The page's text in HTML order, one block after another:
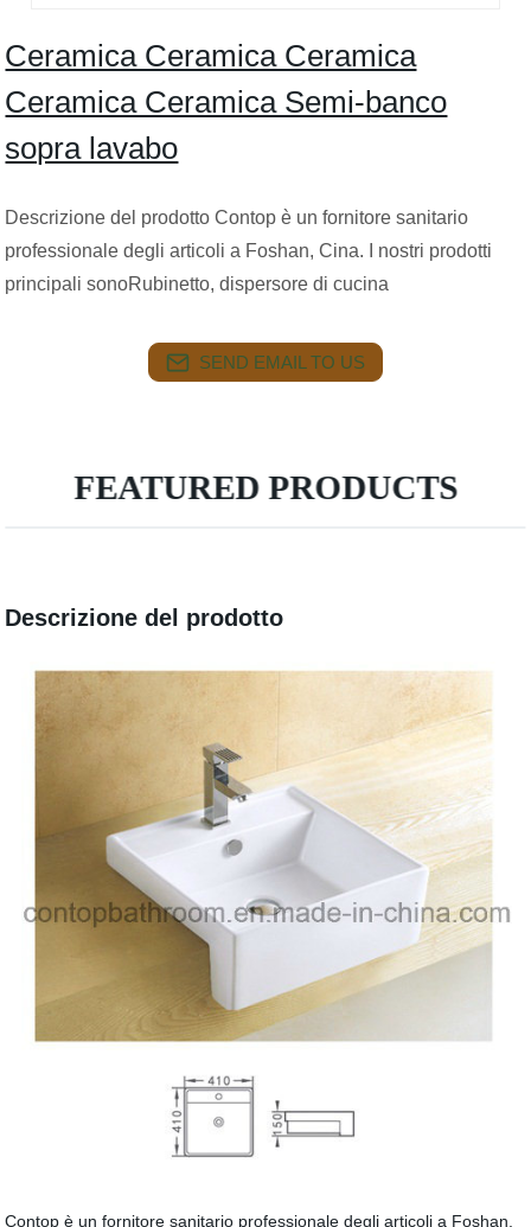
Ceramica Ceramica Ceramica
Ceramica Ceramica Semi-banco
sopra lavabo
Descrizione del prodotto Contop è un fornitore sanitario
professionale degli articoli a Foshan, Cina. I nostri prodotti
principali sonoRubinetto, dispersore di cucina
SEND EMAIL TO US
FEATURED PRODUCTS
Descrizione del prodotto
Contop è un fornitore sanitario professionale degli articoli a Foshan,